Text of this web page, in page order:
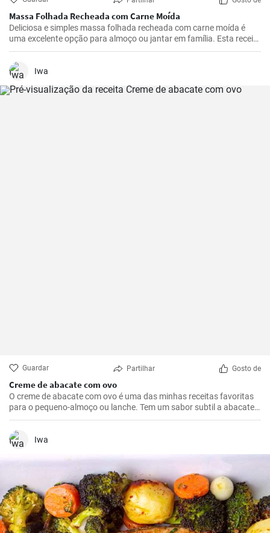
Massa Folhada Recheada com Carne Moída
Deliciosa e simples massa folhada recheada com carne moída é
uma excelente opção para almoço ou jantar em família. Esta receita
é simples e rápida de preparar.
Iwa
Guardar Partilhar Gosto de
Creme de abacate com ovo
O creme de abacate com ovo é uma das minhas receitas favoritas
para o pequeno-almoço ou lanche. Tem um sabor subtil a abacate
que é abrilhantado com sumo de limão e realçado pela adição de
um ovo escalfado.
Iwa